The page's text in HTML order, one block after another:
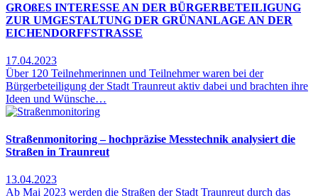
GROßES INTERESSE AN DER BÜRGERBETEILIGUNG
ZUR UMGESTALTUNG DER GRÜNANLAGE AN DER
EICHENDORFFSTRASSE
17.04.2023
Über 120 Teilnehmerinnen und Teilnehmer waren bei der
Bürgerbeteiligung der Stadt Traunreut aktiv dabei und brachten ihre
Ideen und Wünsche…
Straßenmonitoring – hochpräzise Messtechnik analysiert die
Straßen in Traunreut
13.04.2023
Ab Mai 2023 werden die Straßen der Stadt Traunreut durch das